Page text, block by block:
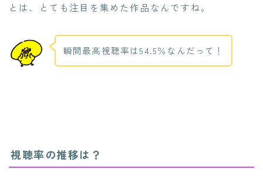
とは、とても注目を集めた作品なんですね。
瞬間最高視聴率は54.5％なんだって！
視聴率の推移は？